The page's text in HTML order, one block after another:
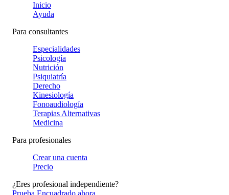
Inicio
Ayuda
Para consultantes
Especialidades
Psicología
Nutrición
Psiquiatría
Derecho
Kinesiología
Fonoaudiología
Terapias Alternativas
Medicina
Para profesionales
Crear una cuenta
Precio
¿Eres profesional independiente?